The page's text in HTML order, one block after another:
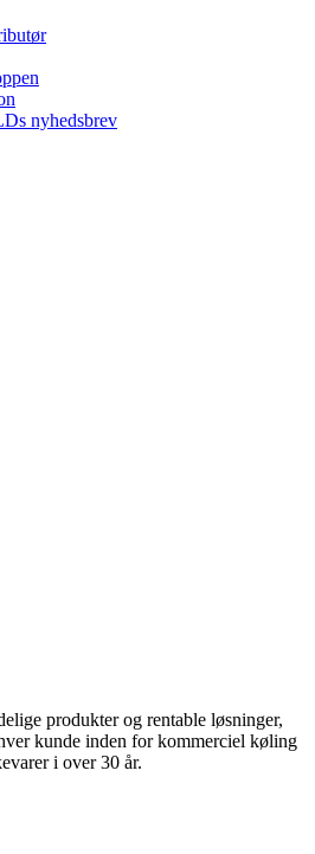
nyhedsbrev
produkter og rentable løsninger,
kunde inden for kommerciel køling
i over 30 år.